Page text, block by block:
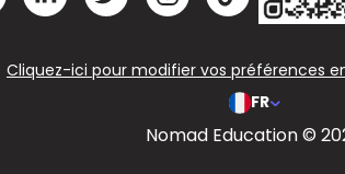
Cliquez-ici pour modifier vos préférences
FR
Nomad Education ©